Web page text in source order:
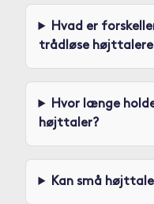
Hvad er
trådløse
Hvor længe
højttaler?
Kan små